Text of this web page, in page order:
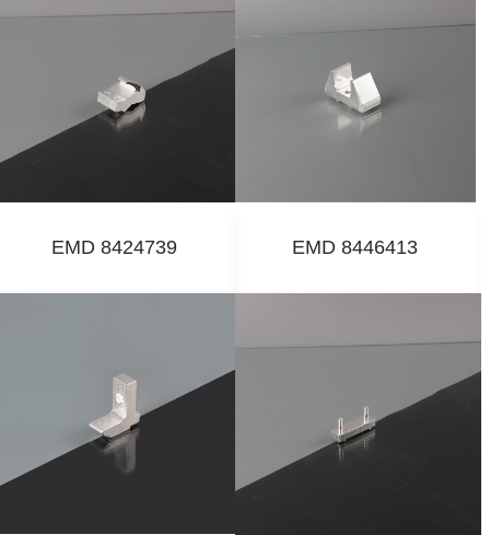
EMD 8424739 EMD 8446413